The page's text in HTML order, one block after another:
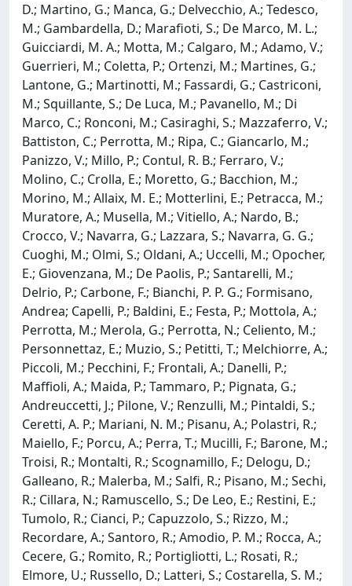
D.; Martino, G.; Manca, G.; Delvecchio, A.; Tedesco,
M.; Gambardella, D.; Marafioti, S.; De Marco, M. L.;
Guicciardi, M. A.; Motta, M.; Calgaro, M.; Adamo, V.;
Guerrieri, M.; Coletta, P.; Ortenzi, M.; Martines, G.;
Lantone, G.; Martinotti, M.; Fassardi, G.; Castriconi,
M.; Squillante, S.; De Luca, M.; Pavanello, M.; Di
Marco, C.; Ronconi, M.; Casiraghi, S.; Mazzaferro, V.;
Battiston, C.; Perrotta, M.; Ripa, C.; Giancarlo, M.;
Panizzo, V.; Millo, P.; Contul, R. B.; Ferraro, V.;
Molino, C.; Crolla, E.; Moretto, G.; Bacchion, M.;
Morino, M.; Allaix, M. E.; Motterlini, E.; Petracca, M.;
Muratore, A.; Musella, M.; Vitiello, A.; Nardo, B.;
Crocco, V.; Navarra, G.; Lazzara, S.; Navarra, G. G.;
Cuoghi, M.; Olmi, S.; Oldani, A.; Uccelli, M.; Opocher,
E.; Giovenzana, M.; De Paolis, P.; Santarelli, M.;
Delrio, P.; Carbone, F.; Bianchi, P. P. G.; Formisano,
Andrea; Capelli, P.; Baldini, E.; Festa, P.; Mottola, A.;
Perrotta, M.; Merola, G.; Perrotta, N.; Celiento, M.;
Personnettaz, E.; Muzio, S.; Petitti, T.; Melchiorre, A.;
Piccoli, M.; Pecchini, F.; Frontali, A.; Danelli, P.;
Maffioli, A.; Maida, P.; Tammaro, P.; Pignata, G.;
Andreuccetti, J.; Pilone, V.; Renzulli, M.; Pintaldi, S.;
Ceretti, A. P.; Mariani, N. M.; Pisanu, A.; Polastri, R.;
Maiello, F.; Porcu, A.; Perra, T.; Mucilli, F.; Barone, M.;
Troisi, R.; Montalti, R.; Scognamillo, F.; Delogu, D.;
Galleano, R.; Malerba, M.; Salfi, R.; Pisano, M.; Sechi,
R.; Cillara, N.; Ramuscello, S.; De Leo, E.; Restini, E.;
Tumolo, R.; Cianci, P.; Capuzzolo, S.; Rizzo, M.;
Recordare, A.; Santoro, R.; Amodio, P. M.; Rocca, A.;
Cecere, G.; Romito, R.; Portigliotti, L.; Rosati, R.;
Elmore, U.; Russello, D.; Latteri, S.; Costarella, S. M.;